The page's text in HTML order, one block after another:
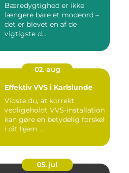
Bæredygtighed er ikke
længere bare et modeord –
det er blevet en af de
vigtigste d...
02. aug
Effektiv VVS i Karlslunde
Vidste du, at korrekt
vedligeholdt VVS-installation
kan gøre en betydelig forskel
i dit hjem ...
05. jul